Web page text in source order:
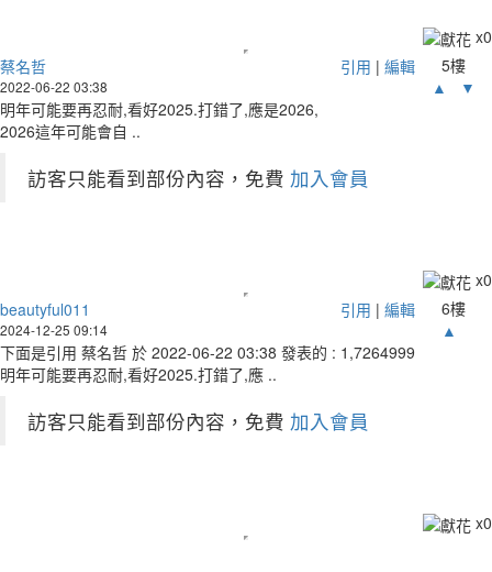
x0
引用 | 編輯
蔡名哲
2022-06-22 03:38
5樓
▲
▼
明年可能要再忍耐,看好2025.打錯了,應是2026,
2026這年可能會自 ..
訪客只能看到部份內容，免費 加入會員
x0
引用 | 編輯
beautyful011
2024-12-25 09:14
6樓
▲
下面是引用 蔡名哲 於 2022-06-22 03:38 發表的 : 1,7264999
明年可能要再忍耐,看好2025.打錯了,應 ..
訪客只能看到部份內容，免費 加入會員
x0